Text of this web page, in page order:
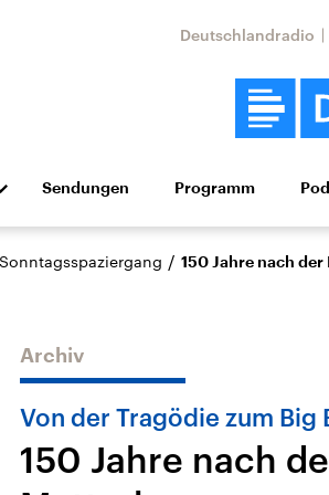
Deutschlandradio
Politik Wirtschaft
Feature Musik
Sachsen-
USA
Sendungen Programm
Sonntagsspaziergang / 150 Jahre nach
Archiv
Von der Tragödie zum Big
150 Jahre nach